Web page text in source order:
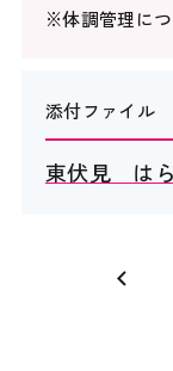
※体調管理につ
添付ファイル
東伏見 はら